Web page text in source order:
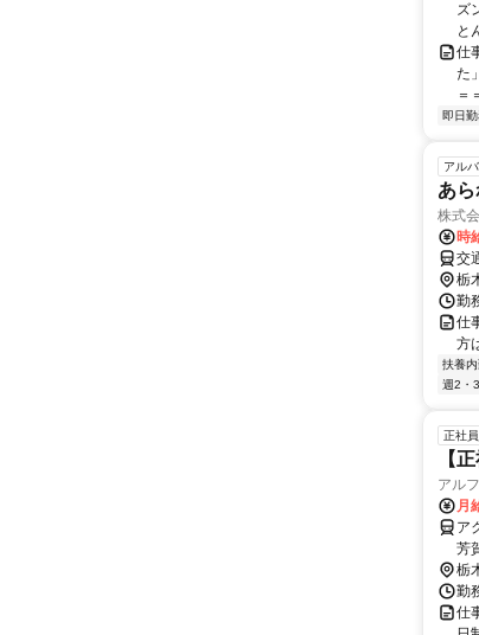
ズ
と
仕
た
＝
即日
アル
あ
株式
時
交
栃
勤
仕
方
扶養
週2・
正社員
【
アル
月
アクセス: 「宇都宮駅」よ
芳
栃
勤
仕